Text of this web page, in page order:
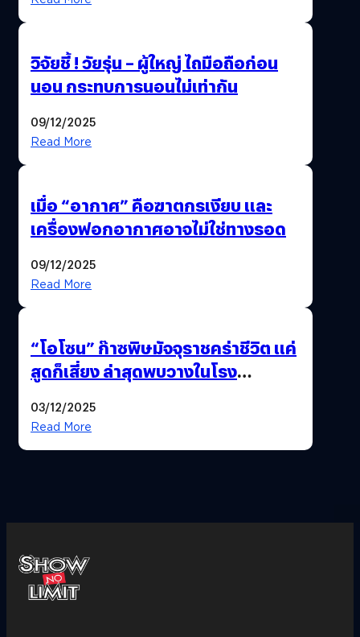
วิจัยชี้ ! วัยรุ่น – ผู้ใหญ่ ไถมือถือก่อน
นอน กระทบการนอนไม่เท่ากัน
09/12/2025
Read More
เมื่อ “อากาศ” คือฆาตกรเงียบ และ
เครื่องฟอกอากาศอาจไม่ใช่ทางรอด
09/12/2025
Read More
“โอโซน” ก๊าซพิษมัจจุราชคร่าชีวิต แค่
สูดก็เสี่ยง ล่าสุดพบวางในโรง
03/12/2025
Read More